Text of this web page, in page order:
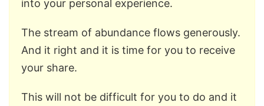
into your personal experience.
The stream of abundance flows generously.
And it right and it is time for you to receive
your share.
This will not be difficult for you to do and it